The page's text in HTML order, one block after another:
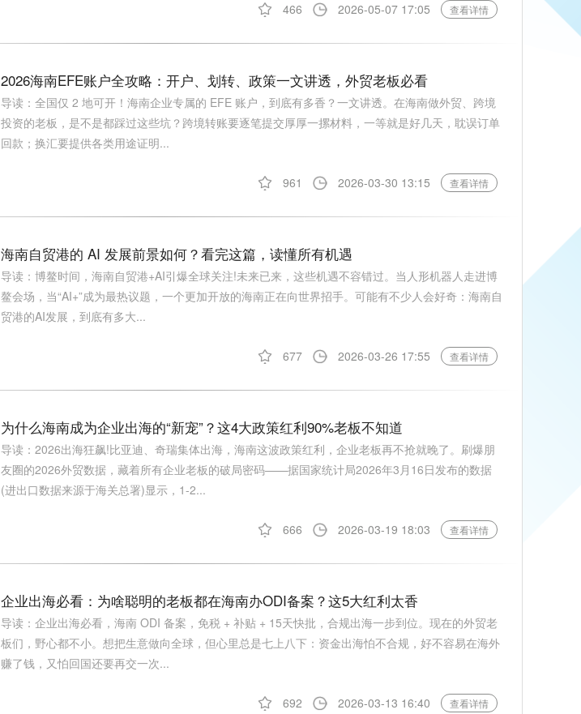
466 2026-05-07 17:05 查看详情
2026海南EFE账户全攻略：开户、划转、政策一文讲透，外贸老板必看
导读：全国仅 2 地可开！海南企业专属的 EFE 账户，到底有多香？一文讲透。在海南做外贸、跨境
投资的老板，是不是都踩过这些坑？跨境转账要逐笔提交厚厚一摞材料，一等就是好几天，耽误订单
回款；换汇要提供各类用途证明...
961 2026-03-30 13:15 查看详情
海南自贸港的 AI 发展前景如何？看完这篇，读懂所有机遇
导读：博鳌时间，海南自贸港+AI引爆全球关注!未来已来，这些机遇不容错过。当人形机器人走进博
鳌会场，当“AI+”成为最热议题，一个更加开放的海南正在向世界招手。可能有不少人会好奇：海南自
贸港的AI发展，到底有多大...
677 2026-03-26 17:55 查看详情
为什么海南成为企业出海的“新宠”？这4大政策红利90%老板不知道
导读：2026出海狂飙!比亚迪、奇瑞集体出海，海南这波政策红利，企业老板再不抢就晚了。刷爆朋
友圈的2026外贸数据，藏着所有企业老板的破局密码——据国家统计局2026年3月16日发布的数据
(进出口数据来源于海关总署)显示，1-2...
666 2026-03-19 18:03 查看详情
企业出海必看：为啥聪明的老板都在海南办ODI备案？这5大红利太香
导读：企业出海必看，海南 ODI 备案，免税 + 补贴 + 15天快批，合规出海一步到位。现在的外贸老
板们，野心都不小。想把生意做向全球，但心里总是七上八下：资金出海怕不合规，好不容易在海外
赚了钱，又怕回国还要再交一次...
692 2026-03-13 16:40 查看详情